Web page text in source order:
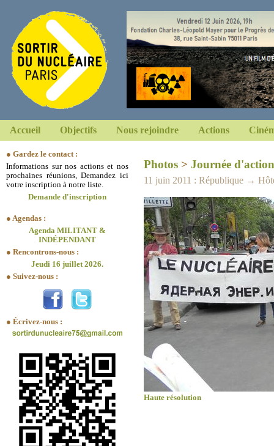
Accueil Objectifs Nous rejoindre Actions
● Gardez le contact :
Informations sur nos actions et nos
prochaines réunions, Demandez ici
votre inscription à notre liste.
Demande d'inscription
● Agendas :
Agenda MILITANT &
INDÉPENDANT
● Rencontrons-nous :
Jeudi 16 juillet 2026.
● Suivez-nous :
● Écrivez-nous :
Photos > Journée
11 juin 2011 : République →
Haute résolution